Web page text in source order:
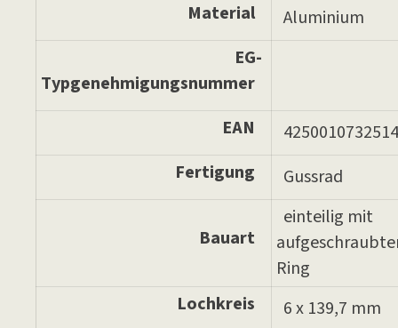
Material
Aluminium
EG-
Typgenehmigungsnummer
EAN
4250010732514
Fertigung
Gussrad
Bauart
einteilig mit
Ring
Lochkreis
6 x 139,7 mm